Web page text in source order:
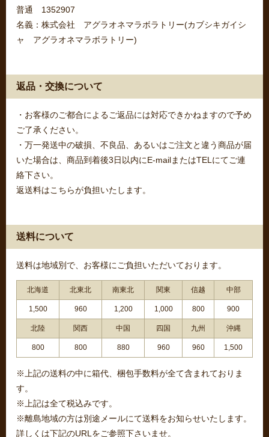
普通 1352907
名義：株式会社 アグラオネマラボラトリー(カブシキガイシ
ャ アグラオネマラボラトリー)
返品・交換について
・お客様のご都合によるご返品には対応できかねますので予め
ご了承ください。
・万一発送中の破損、不良品、あるいはご注文と違う商品が届
いた場合は、商品到着後3日以内にE-mailまたはTELにてご連
絡下さい。
返送料はこちらが負担いたします。
送料について
送料は地域別で、お客様にご負担いただいております。
北海道 北東北 南東北 関東 信越 中部
1,500 960 1,200 1,000 800 900
北陸 関西 中国 四国 九州 沖縄
800 800 880 960 960 1,500
※上記の送料の中に箱代、梱包手数料が全て含まれておりま
す。
※上記は全て税込みです。
※離島地域の方は別途メールにて送料をお知らせいたします。
詳しくは下記のURLをご参照下さいませ。